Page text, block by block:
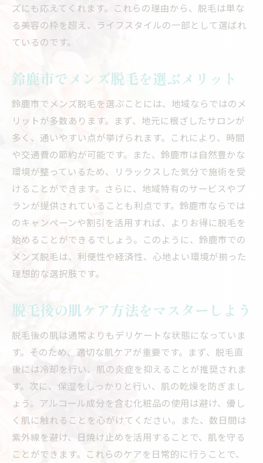
ズにも応えてくれます。これらの理由から、脱毛は単な
る美容の枠を超え、ライフスタイルの一部として選ばれ
ているのです。
鈴鹿市でメンズ脱毛を選ぶメリット
鈴鹿市でメンズ脱毛を選ぶことには、地域ならではのメ
リットが多数あります。まず、地元に根ざしたサロンが
多く、通いやすい点が挙げられます。これにより、時間
や交通費の節約が可能です。また、鈴鹿市は自然豊かな
環境が整っているため、リラックスした気分で施術を受
けることができます。さらに、地域特有のサービスやプ
ランが提供されていることも利点です。鈴鹿市ならでは
のキャンペーンや割引を活用すれば、よりお得に脱毛を
始めることができるでしょう。このように、鈴鹿市での
メンズ脱毛は、利便性や経済性、心地よい環境が揃った
理想的な選択肢です。
脱毛後の肌ケア方法をマスターしよう
脱毛後の肌は通常よりもデリケートな状態になっていま
す。そのため、適切な肌ケアが重要です。まず、脱毛直
後には冷却を行い、肌の炎症を抑えることが推奨されま
す。次に、保湿をしっかりと行い、肌の乾燥を防ぎまし
ょう。アルコール成分を含む化粧品の使用は避け、優し
く肌に触れることを心がけてください。また、数日間は
紫外線を避け、日焼け止めを活用することで、肌を守る
ことができます。これらのケアを日常的に行うことで、